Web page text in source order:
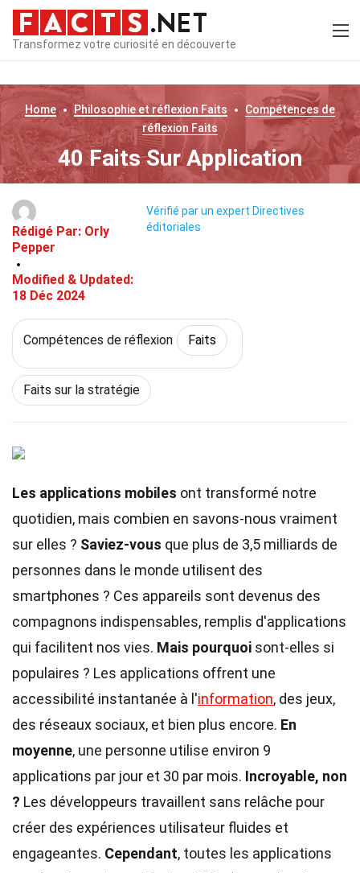
Transformez votre curiosité en découverte
Home Philosophie et réflexion Faits
Compétences de
réflexion Faits
40 Faits Sur Application
Rédigé Par: Orly
Pepper
Modified & Updated:
18 Déc 2024
Vérifié par un expert Directives
éditoriales
Compétences de réflexion Faits
Faits sur la stratégie
Les applications mobiles ont transformé notre
quotidien, mais combien en savons-nous vraiment
sur elles ? Saviez-vous que plus de 3,5 milliards de
personnes dans le monde utilisent des
smartphones ? Ces appareils sont devenus des
compagnons indispensables, remplis d'applications
qui facilitent nos vies. Mais pourquoi sont-elles si
populaires ? Les applications offrent une
accessibilité instantanée à l'information, des jeux,
des réseaux sociaux, et bien plus encore. En
moyenne, une personne utilise environ 9
applications par jour et 30 par mois. Incroyable, non
? Les développeurs travaillent sans relâche pour
créer des expériences utilisateur fluides et
engageantes. Cependant, toutes les applications